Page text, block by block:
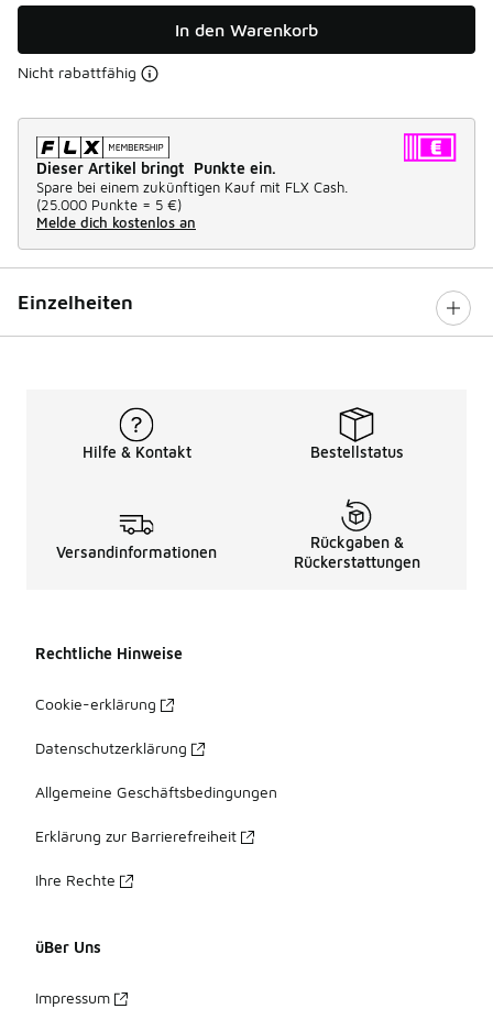
In den Warenkorb
Nicht rabattfähig
Dieser Artikel bringt Punkte ein.
Spare bei einem zukünftigen Kauf mit FLX Cash.
(25.000 Punkte = 5 €)
Melde dich kostenlos an
Einzelheiten
Hilfe & Kontakt Bestellstatus
Versandinformationen
Rückgaben &
Rückerstattungen
Rechtliche Hinweise
Cookie-erklärung
Datenschutzerklärung
Allgemeine Geschäftsbedingungen
Erklärung zur Barrierefreiheit
Ihre Rechte
üBer Uns
Impressum